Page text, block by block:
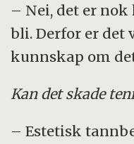
– Nei, det er
bli. Derfor er det
kunnskap om
Kan det skade
– Estetisk